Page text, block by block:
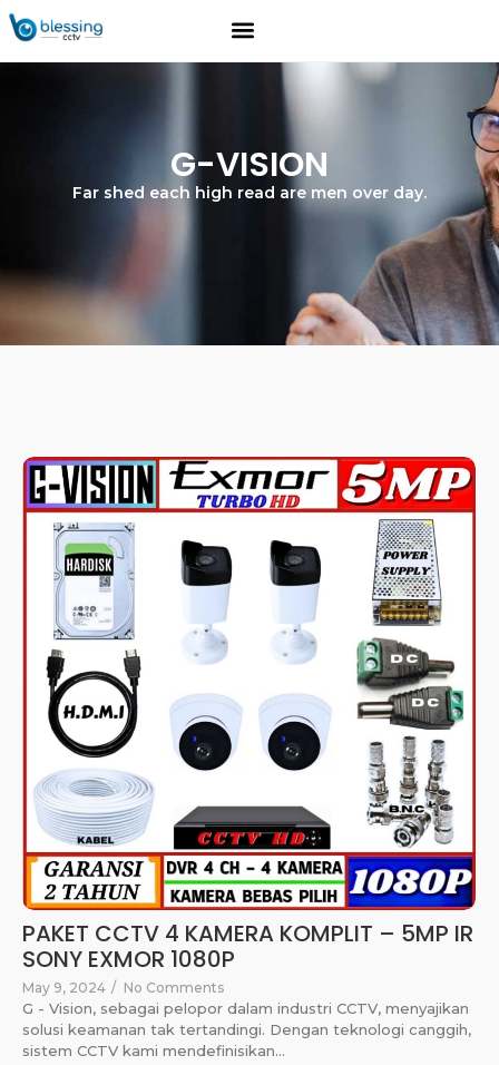
G-VISION
Far shed each high read are men over day.
PAKET CCTV 4 KAMERA KOMPLIT – 5MP IR
SONY EXMOR 1080P
May 9, 2024 / No Comments
G - Vision, sebagai pelopor dalam industri CCTV, menyajikan
solusi keamanan tak tertandingi. Dengan teknologi canggih,
sistem CCTV kami mendefinisikan...